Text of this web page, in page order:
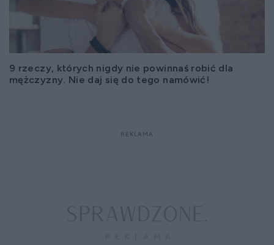
9 rzeczy, których nigdy nie powinnaś robić dla
mężczyzny. Nie daj się do tego namówić!